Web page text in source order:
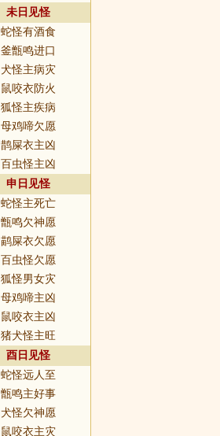
未日见怪
蛇怪有酒食
釜甑鸣进口
犬怪主病灾
鼠咬衣防火
狐怪主疾病
母鸡啼欠愿
鹊屎衣主凶
百虫怪主凶
申日见怪
蛇怪主死亡
甑鸣欠神愿
鹋屎衣欠愿
百虫怪欠愿
狐怪男女灾
母鸡啼主凶
鼠咬衣主凶
猪犬怪主旺
酉日见怪
蛇怪远人至
甑鸣主好事
犬怪欠神愿
鼠咬衣主灾